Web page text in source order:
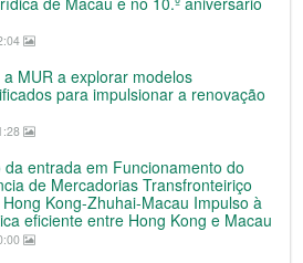
MUR a explorar modelos
para impulsionar a renovação
entrada em Funcionamento do
de Mercadorias Transfronteiriço
Kong-Zhuhai-Macau Impulso à
eficiente entre Hong Kong e Macau